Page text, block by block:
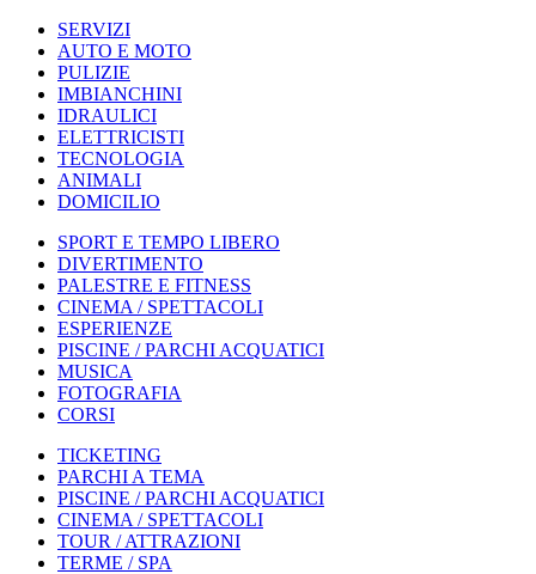
SERVIZI
AUTO E MOTO
PULIZIE
IMBIANCHINI
IDRAULICI
ELETTRICISTI
TECNOLOGIA
ANIMALI
DOMICILIO
SPORT E TEMPO LIBERO
DIVERTIMENTO
PALESTRE E FITNESS
CINEMA / SPETTACOLI
ESPERIENZE
PISCINE / PARCHI ACQUATICI
MUSICA
FOTOGRAFIA
CORSI
TICKETING
PARCHI A TEMA
PISCINE / PARCHI ACQUATICI
CINEMA / SPETTACOLI
TOUR / ATTRAZIONI
TERME / SPA